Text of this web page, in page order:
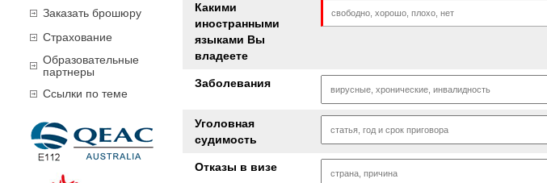
Заказать брошюру
Страхование
Образовательные
партнеры
Ссылки по теме
Какими
иностранными
языками Вы
владеете
Заболевания
Уголовная
судимость
Отказы в визе